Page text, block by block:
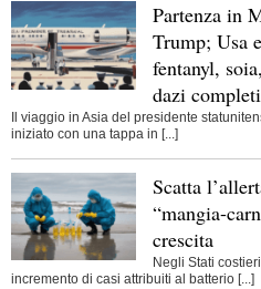
Partenza in
Trump; Usa
fentanyl,
dazi completi
Il viaggio in Asia del presidente
iniziato con una tappa in [...]
Scatta
“mangia-
crescita
Negli Stati
incremento di casi attribuiti al batterio [...]